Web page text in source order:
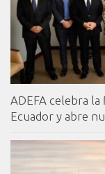
ADEFA celebra
Ecuador y abre